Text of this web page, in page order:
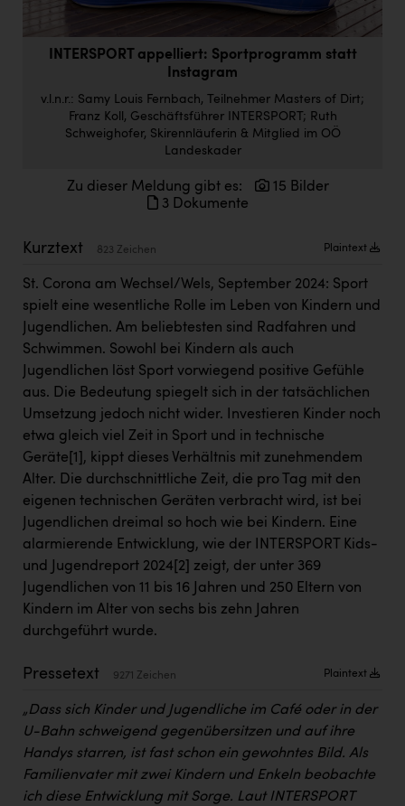
ERLUS AG
Firmenradl
HIG Infomotion Group
Immotech
INTERSPAR
INTERSPORT Austria
Jesolo
Jane Goodall Institute Austria
Kärcher
Karin Liedl
KEBA
KIWI Kinderwunsch Institut Dr. Loimer
KLIPP Frisör
Kleider Bauer
Kremsmüller Anlagenbau GmbH
Österreichischer Kachelofenverband
Orlen
INTERSPORT appelliert: Sportprogramm statt
Instagram
v.l.n.r.: Samy Louis Fernbach, Teilnehmer Masters of Dirt;
Franz Koll, Geschäftsführer INTERSPORT; Ruth
Schweighofer, Skirennläuferin & Mitglied im OÖ
Landeskader
Zu dieser Meldung gibt es:
15 Bilder
3 Dokumente
Kurztext 823 Zeichen Plaintext
St. Corona am Wechsel/Wels, September 2024: Sport
spielt eine wesentliche Rolle im Leben von Kindern und
Jugendlichen. Am beliebtesten sind Radfahren und
Schwimmen. Sowohl bei Kindern als auch
Jugendlichen löst Sport vorwiegend positive Gefühle
aus. Die Bedeutung spiegelt sich in der tatsächlichen
Umsetzung jedoch nicht wider. Investieren Kinder noch
etwa gleich viel Zeit in Sport und in technische
Geräte [1] , kippt dieses Verhältnis mit zunehmendem
Alter. Die durchschnittliche Zeit, die pro Tag mit den
eigenen technischen Geräten verbracht wird, ist bei
Jugendlichen dreimal so hoch wie bei Kindern. Eine
alarmierende Entwicklung, wie der INTERSPORT Kids-
und Jugendreport 2024 [2]
zeigt, der unter 369
Jugendlichen von 11 bis 16 Jahren und 250 Eltern von
Kindern im Alter von sechs bis zehn Jahren
durchgeführt wurde.
Pressetext 9271 Zeichen Plaintext
„Dass sich Kinder und Jugendliche im Café oder in der
U-Bahn schweigend gegenübersitzen und auf ihre
Handys starren, ist fast schon ein gewohntes Bild. Als
Familienvater mit zwei Kindern und Enkeln beobachte
ich diese Entwicklung mit Sorge. Laut INTERSPORT